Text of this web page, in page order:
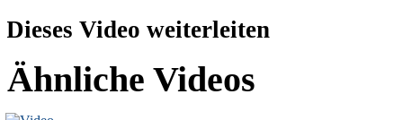
Dieses Video weiterleiten
Ähnliche Videos